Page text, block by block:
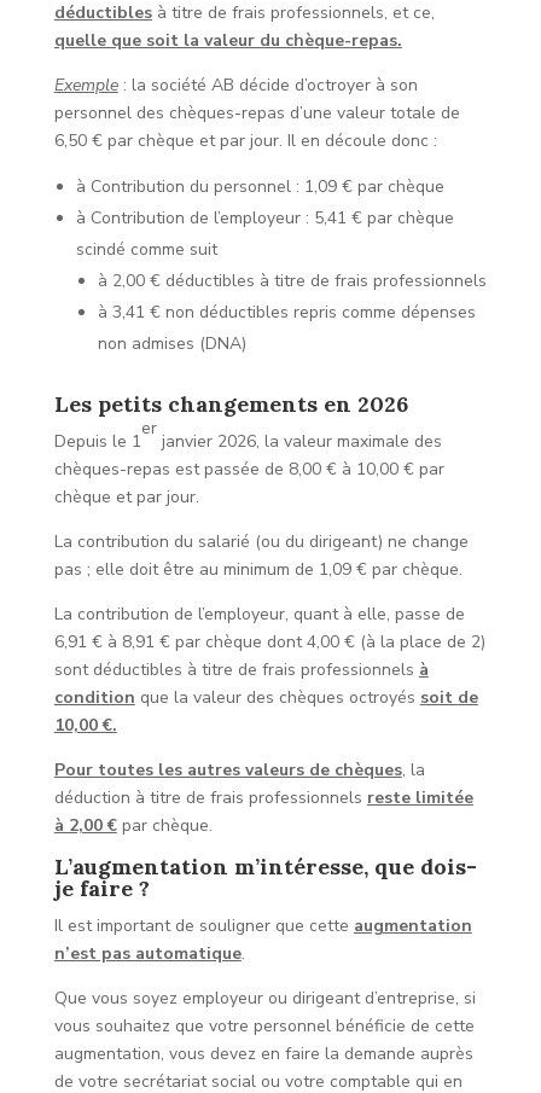
déductiblesà titre de frais professionnels, et ce,
quelle que soit la valeur du chèque-repas.
Exemple: la société AB décide d’octroyer à son
personnel des chèques-repas d’une valeur totale de
6,50 € par chèque et par jour. Il en découle donc :
à Contribution du personnel : 1,09 € par chèque
à Contribution de l’employeur : 5,41 € par chèque
scindé comme suit
à 2,00 € déductibles à titre de frais professionnels
à 3,41 € non déductibles repris comme dépenses
non admises (DNA)
Les petits changements en 2026
Depuis le 1
er
janvier 2026, la valeur maximale des
chèques-repas est passée de 8,00 € à 10,00 € par
chèque et par jour.
La contribution du salarié (ou du dirigeant) ne change
pas ; elle doit être au minimum de 1,09 € par chèque.
La contribution de l’employeur, quant à elle, passe de
6,91 € à 8,91 € par chèque dont 4,00 € (à la place de 2)
sont déductibles à titre de frais professionnels à
condition que la valeur des chèques octroyés soit de
10,00 €.
Pour toutes les autres valeurs de chèques, la
déduction à titre de frais professionnels reste limitée
à 2,00 €par chèque.
L’augmentation m’intéresse, que dois-
je faire ?
Il est important de souligner que cette augmentation
n’est pas automatique.
Que vous soyez employeur ou dirigeant d’entreprise, si
vous souhaitez que votre personnel bénéficie de cette
augmentation, vous devez en faire la demande auprès
de votre secrétariat social ou votre comptable qui en